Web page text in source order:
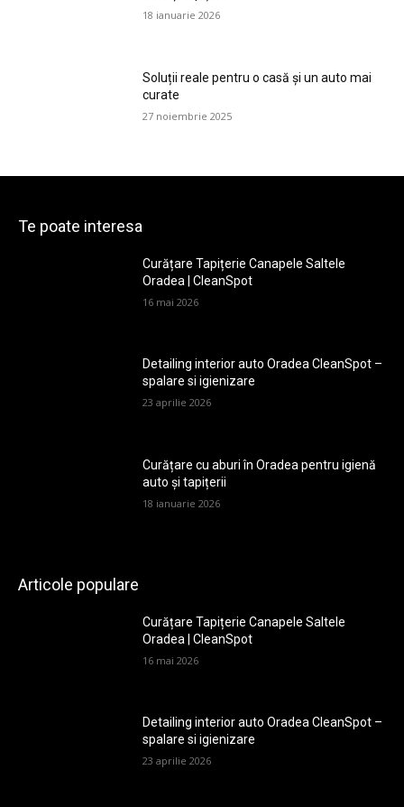
18 ianuarie 2026
Soluții reale pentru o casă și un auto mai
curate
27 noiembrie 2025
Te poate interesa
Curățare Tapițerie Canapele Saltele
Oradea | CleanSpot
16 mai 2026
Detailing interior auto Oradea CleanSpot –
spalare si igienizare
23 aprilie 2026
Curățare cu aburi în Oradea pentru igienă
auto și tapițerii
18 ianuarie 2026
Articole populare
Curățare Tapițerie Canapele Saltele
Oradea | CleanSpot
16 mai 2026
Detailing interior auto Oradea CleanSpot –
spalare si igienizare
23 aprilie 2026